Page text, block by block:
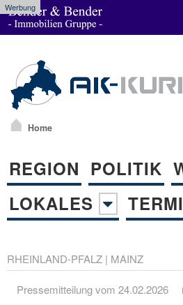
Werbung
Home
REGION POLITIK
LOKALES
RHEINLAND-PFALZ | MAINZ
Pressemitteilung vom 24.02.2026